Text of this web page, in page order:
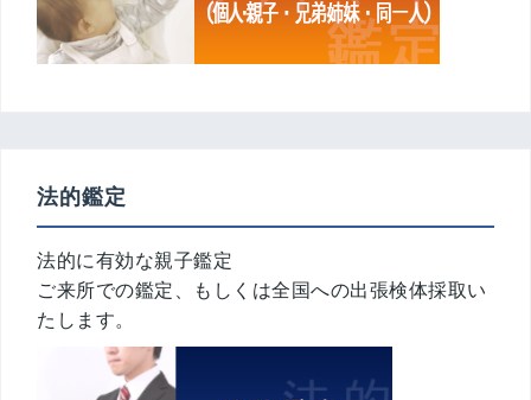
法的鑑定
法的に有効な親子鑑定
ご来所での鑑定、もしくは全国への出張検体採取い
たします。